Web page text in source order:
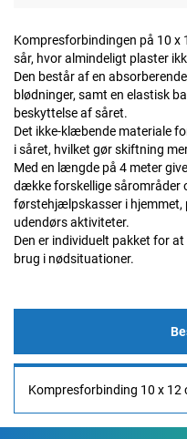
Kompresforbindingen på 10 x
sår, hvor almindeligt plaster
Den består af en
blødninger, samt en elastisk
beskyttelse af såret.
Det ikke-klæbende materiale
i såret, hvilket gør skiftning
Med en længde på 4 meter
dække forskellige sårområder
førstehjælpskasser i hjemmet,
udendørs aktiviteter.
Den er individuelt pakket for
brug i nødsituationer.
Kompresforbinding 10 x 12